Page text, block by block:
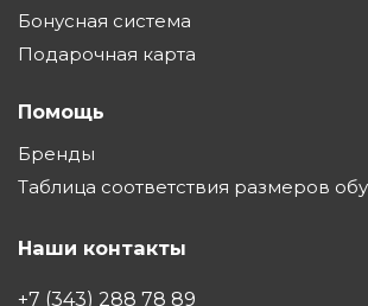
Бонусная система
Подарочная карта
Помощь
Бренды
Таблица соответствия размеров
Наши контакты
+7 (343) 288 78 89